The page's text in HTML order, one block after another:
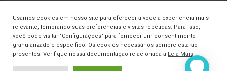
Usamos cookies em nosso site para oferecer a você a experiência mais
relevante, lembrando suas preferências e visitas repetidas. Para isso,
você pode visitar "Configurações" para fornecer um consentimento
granularizado e específico. Os cookies necessários sempre estarão
presentes. Verifique nossa documentação relacionada a Leia Mais.